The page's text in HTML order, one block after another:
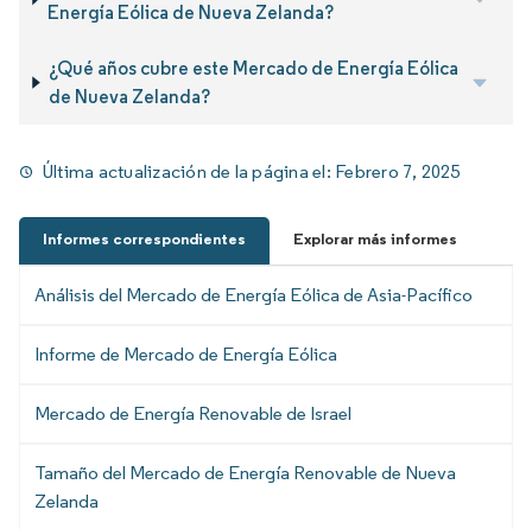
Energía Eólica de Nueva Zelanda?
¿Qué años cubre este Mercado de Energía Eólica
de Nueva Zelanda?
Última actualización de la página el: Febrero 7, 2025
Informes correspondientes Explorar más informes
Análisis del Mercado de Energía Eólica de Asia-Pacífico
Informe de Mercado de Energía Eólica
Mercado de Energía Renovable de Israel
Tamaño del Mercado de Energía Renovable de Nueva
Zelanda